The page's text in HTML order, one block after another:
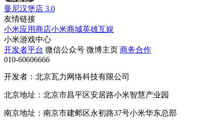
曼尼汉堡店 3.0
友情链接
小米应用商店小米商城英雄互娱
小米游戏中心
开发者平台 微信公众号 微博主页 商务合作
010-60606666
开发者：北京瓦力网络科技有限公司
北京地址：北京市昌平区安居路小米智慧产业园
南京地址：南京市建邺区永初路37号小米华东总部